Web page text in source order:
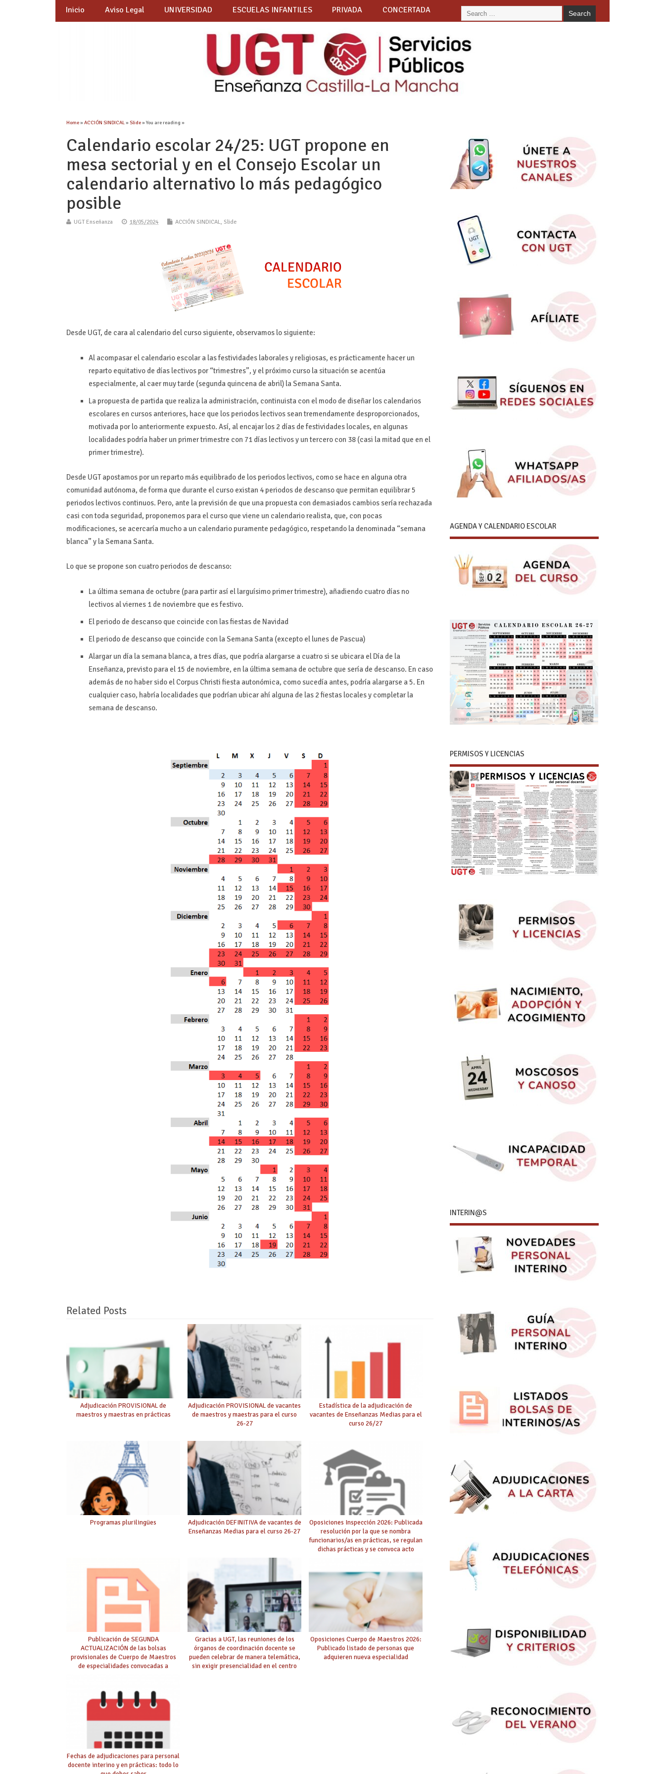
Inicio Aviso Legal UNIVERSIDAD ESCUELAS INFANTILES PRIVADA CONCERTADA
Home»ACCIÓN SINDICAL»Slide» You are reading »
Calendario escolar 24/25: UGT propone en
mesa sectorial y en el Consejo Escolar un
calendario alternativo lo más pedagógico
posible
UGT Enseñanza 18/05/2024 ACCIÓN SINDICAL, Slide
Desde UGT, de cara al calendario del curso siguiente, observamos lo siguiente:
Al acompasar el calendario escolar a las festividades laborales y religiosas, es prácticamente hacer un
reparto equitativo de días lectivos por “trimestres”, y el próximo curso la situación se acentúa
especialmente, al caer muy tarde (segunda quincena de abril) la Semana Santa.
La propuesta de partida que realiza la administración, continuista con el modo de diseñar los calendarios
escolares en cursos anteriores, hace que los periodos lectivos sean tremendamente desproporcionados,
motivada por lo anteriormente expuesto. Así, al encajar los 2 días de festividades locales, en algunas
localidades podría haber un primer trimestre con 71 días lectivos y un tercero con 38 (casi la mitad que en el
primer trimestre).
Desde UGT apostamos por un reparto más equilibrado de los periodos lectivos, como se hace en alguna otra
comunidad autónoma, de forma que durante el curso existan 4 periodos de descanso que permitan equilibrar 5
periodos lectivos continuos. Pero, ante la previsión de que una propuesta con demasiados cambios sería rechazada
casi con toda seguridad, proponemos para el curso que viene un calendario realista, que, con pocas
modificaciones, se acercaría mucho a un calendario puramente pedagógico, respetando la denominada “semana
blanca” y la Semana Santa.
Lo que se propone son cuatro periodos de descanso:
La última semana de octubre (para partir así el larguísimo primer trimestre), añadiendo cuatro días no
lectivos al viernes 1 de noviembre que es festivo.
El periodo de descanso que coincide con las fiestas de Navidad
El periodo de descanso que coincide con la Semana Santa (excepto el lunes de Pascua)
Alargar un día la semana blanca, a tres días, que podría alargarse a cuatro si se ubicara el Día de la
Enseñanza, previsto para el 15 de noviembre, en la última semana de octubre que sería de descanso. En caso
además de no haber sido el Corpus Christi fiesta autonómica, como sucedía antes, podría alargarse a 5. En
cualquier caso, habría localidades que podrían ubicar ahí alguna de las 2 fiestas locales y completar la
semana de descanso.
Related Posts
Adjudicación PROVISIONAL de
maestros y maestras en prácticas
Adjudicación PROVISIONAL de vacantes
de maestros y maestras para el curso
26-27
Estadística de la adjudicación de
vacantes de Enseñanzas Medias para el
curso 26/27
Programas plurilingües
Adjudicación DEFINITIVA de vacantes de
Enseñanzas Medias para el curso 26-27
Oposiciones Inspección 2026: Publicada
resolución por la que se nombra
funcionarios/as en prácticas, se regulan
dichas prácticas y se convoca acto
Publicación de SEGUNDA
ACTUALIZACIÓN de las bolsas
provisionales de Cuerpo de Maestros
de especialidades convocadas a
Gracias a UGT, las reuniones de los
órganos de coordinación docente se
pueden celebrar de manera telemática,
sin exigir presencialidad en el centro
Oposiciones Cuerpo de Maestros 2026:
Publicado listado de personas que
adquieren nueva especialidad
Fechas de adjudicaciones para personal
docente interino y en prácticas: todo lo
AGENDA Y CALENDARIO ESCOLAR
PERMISOS Y LICENCIAS
INTERIN@S